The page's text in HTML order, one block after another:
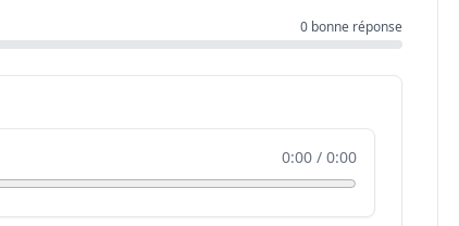
0 bonne réponse
0:00 / 0:00